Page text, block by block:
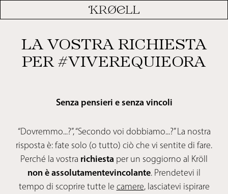
LA VOSTRA RICHIESTA
PER #VIVEREQUIEORA
Senza pensieri e senza vincoli
“Dovremmo...?”, “Secondo voi dobbiamo...?” La nostra
risposta è: fate solo (o tutto) ciò che vi sentite di fare.
Perché la vostra richiesta per un soggiorno al Kröll
non èassolutamentevincolante. Prendetevi il
tempo di scoprire tutte le camere, lasciatevi ispirare